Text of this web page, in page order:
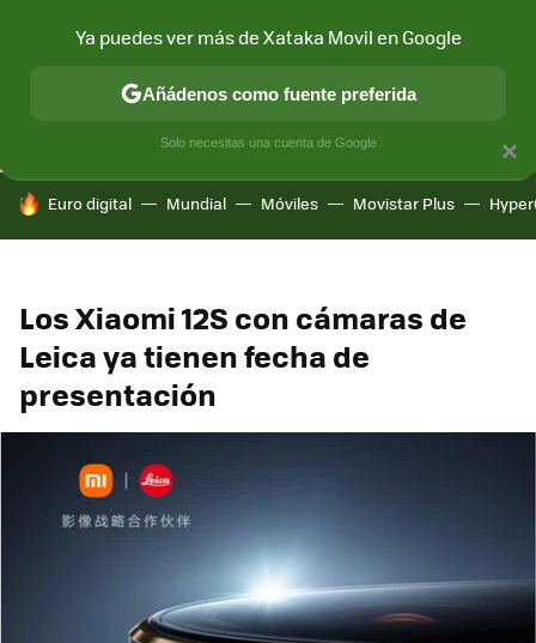
CONECTIVIDAD MÓVIL Y SOCIEDAD APLICACIONES
HOY SE HABLA DE
Euro digital Mundial Móviles Movistar Plus
Los Xiaomi 12S con cámaras de
Leica ya tienen fecha de
presentación
×
Ya puedes ver más de Xataka Movil en Google
Añádenos como fuente preferida
Solo necesitas una cuenta de Google